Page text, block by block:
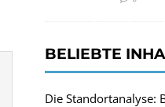
BELIEBTE
Die Standortanalyse: